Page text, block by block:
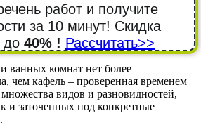
работ и получите
за 10 минут! Cкидка
до 40% ! Рассчитать>>
ванных комнат нет более
чем кафель – проверенная временем
видов и разновидностей,
и заточенных под конкретные